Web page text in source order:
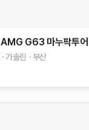
AMG G63 마누팍투어
가솔린 부산